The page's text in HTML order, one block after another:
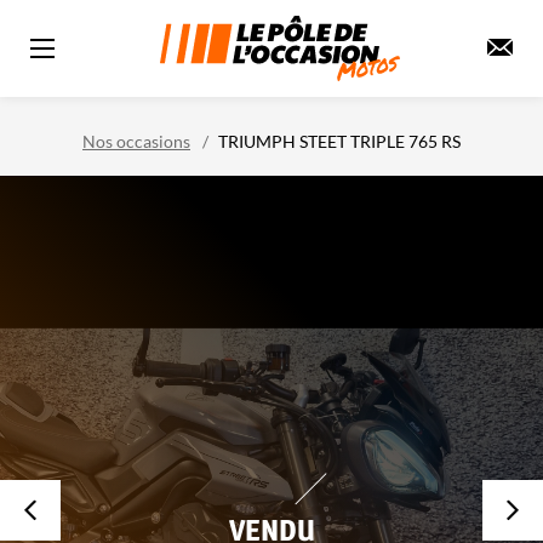
Nos occasions TRIUMPH STEET TRIPLE 765 RS
VENDU